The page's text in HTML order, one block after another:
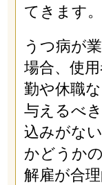
てきます。
うつ病が
場合、使
勤や休職
与えるべ
込みがな
かどうか
解雇が合